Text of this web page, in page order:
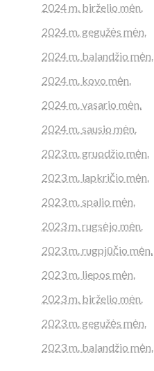
2024 m. birželio mėn.
2024 m. gegužės mėn.
2024 m. balandžio mėn.
2024 m. kovo mėn.
2024 m. vasario mėn.
2024 m. sausio mėn.
2023 m. gruodžio mėn.
2023 m. lapkričio mėn.
2023 m. spalio mėn.
2023 m. rugsėjo mėn.
2023 m. rugpjūčio mėn.
2023 m. liepos mėn.
2023 m. birželio mėn.
2023 m. gegužės mėn.
2023 m. balandžio mėn.